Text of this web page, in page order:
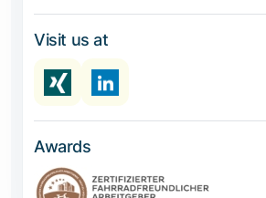
Visit us at
Awards